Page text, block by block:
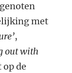
met
,
out with
op de